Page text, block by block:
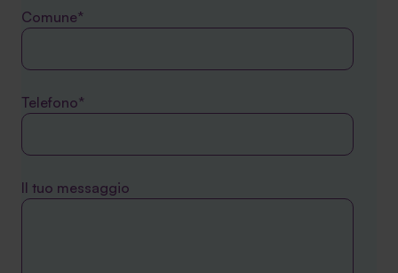
Comune*
Telefono*
Il tuo messaggio